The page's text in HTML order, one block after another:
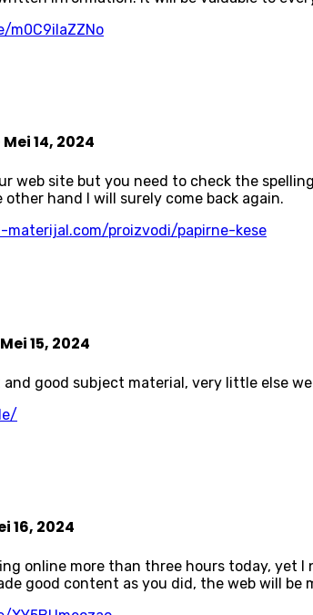
m0C9ilaZZNo
Mei 14, 2024
web site but you need to check the
hand I will surely come back again.
materijal.com/proizvodi/papirne-kese
Mei 15, 2024
good subject material, very little else we
16, 2024
online more than three hours today,
good content as you did, the web will be